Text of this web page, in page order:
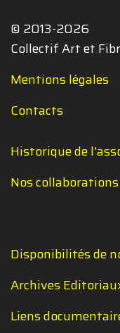
© 2013-2026
Collectif Art et
Mentions légales
Contacts
Historique de
Nos collaborations
Disponibilités de
Archives
Liens